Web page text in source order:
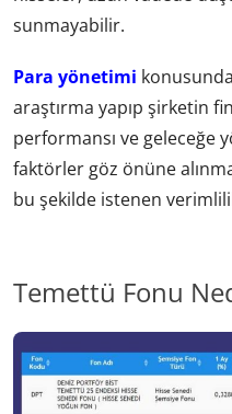
sunmayabilir.
Para yönetimi
araştırma yapıp şirketin
performansı ve geleceğe
faktörler göz önüne
bu şekilde istenen
Temettü Fonu